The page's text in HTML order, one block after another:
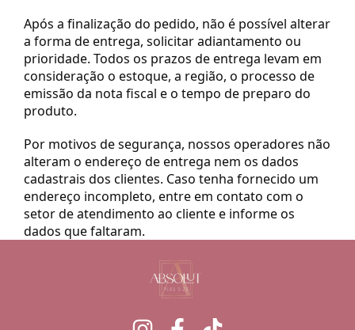
Após a finalização do pedido, não é possível alterar
a forma de entrega, solicitar adiantamento ou
prioridade. Todos os prazos de entrega levam em
consideração o estoque, a região, o processo de
emissão da nota fiscal e o tempo de preparo do
produto.
Por motivos de segurança, nossos operadores não
alteram o endereço de entrega nem os dados
cadastrais dos clientes. Caso tenha fornecido um
endereço incompleto, entre em contato com o
setor de atendimento ao cliente e informe os
dados que faltaram.